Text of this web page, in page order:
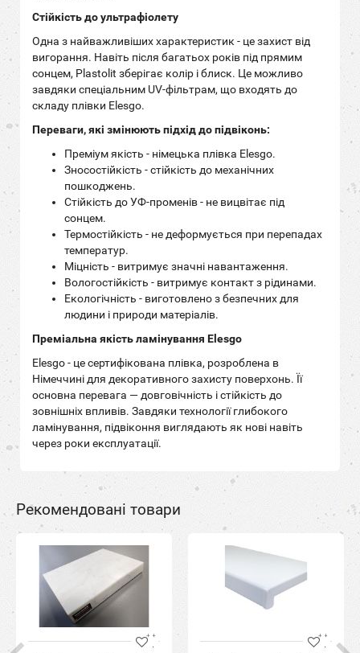
Стійкість до ультрафіолету
Одна з найважливіших характеристик - це захист від
вигорання. Навіть після багатьох років під прямим
сонцем, Plastolit зберігає колір і блиск. Це можливо
завдяки спеціальним UV-фільтрам, що входять до
складу плівки Elesgo.
Переваги, які змінюють підхід до підвіконь:
Преміум якість - німецька плівка Elesgo.
Зносостійкість - стійкість до механічних
пошкоджень.
Стійкість до УФ-променів - не вицвітає під
сонцем.
Термостійкість - не деформується при перепадах
температур.
Міцність - витримує значні навантаження.
Вологостійкість - витримує контакт з рідинами.
Екологічність - виготовлено з безпечних для
людини і природи матеріалів.
Преміальна якість ламінування Elesgo
Elesgo - це сертифікована плівка, розроблена в
Німеччині для декоративного захисту поверхонь. Її
основна перевага — довговічність і стійкість до
зовнішніх впливів. Завдяки технології глибокого
ламінування, підвіконня виглядають як нові навіть
через роки експлуатації.
Рекомендовані товари